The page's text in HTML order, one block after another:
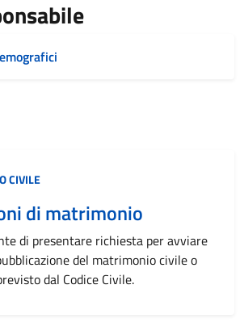
CIVILE
di matrimonio
di presentare richiesta per avviare
del matrimonio civile o
dal Codice Civile.